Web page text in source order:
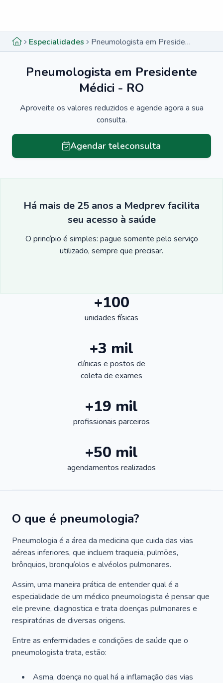
Especialidades Pneumologista em Presidente Médici - RO
Pneumologista em Presidente
Médici - RO
Aproveite os valores reduzidos e agende agora a sua
consulta.
Agendar teleconsulta
Há mais de 25 anos a Medprev facilita
seu acesso à saúde
O princípio é simples: pague somente pelo serviço
utilizado, sempre que precisar.
+100
unidades físicas
+3 mil
clínicas e postos de
coleta de exames
+19 mil
profissionais parceiros
+50 mil
agendamentos realizados
O que é pneumologia?
Pneumologia é a área da medicina que cuida das vias
aéreas inferiores, que incluem traqueia, pulmões,
brônquios, bronquíolos e alvéolos pulmonares.
Assim, uma maneira prática de entender qual é a
especialidade de um médico pneumologista é pensar que
ele previne, diagnostica e trata doenças pulmonares e
respiratórias de diversas origens.
Entre as enfermidades e condições de saúde que o
pneumologista trata, estão:
Asma, doença no qual há a inflamação das vias